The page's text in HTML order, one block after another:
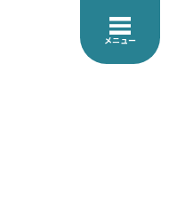
メニュー